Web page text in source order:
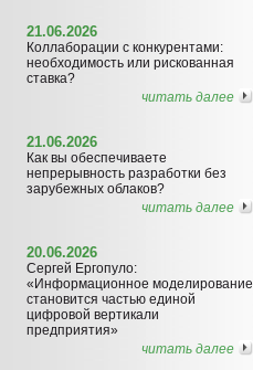
21.06.2026
Коллаборации с конкурентами:
необходимость или рискованная
ставка?
читать далее
21.06.2026
Как вы обеспечиваете
непрерывность разработки без
зарубежных облаков?
читать далее
20.06.2026
Сергей Ергопуло:
«Информационное моделирование
становится частью единой
цифровой вертикали
предприятия»
читать далее